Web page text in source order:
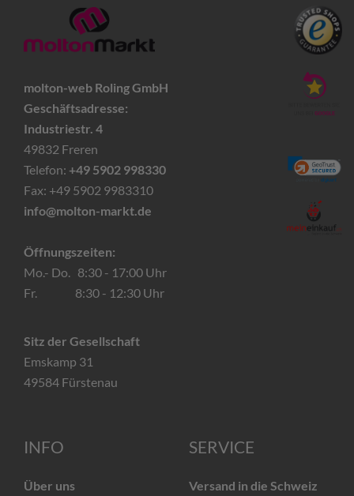
molton-web Roling GmbH
Geschäftsadresse:
Industriestr. 4
49832 Freren
Telefon: +49 5902 998330
Fax: +49 5902 9983310
info@molton-markt.de
Öffnungszeiten:
Mo.- Do. 8:30 - 17:00 Uhr
Fr. 8:30 - 12:30 Uhr
Sitz der Gesellschaft
Emskamp 31
49584 Fürstenau
INFO
Über uns
SERVICE
Versand in die Schweiz